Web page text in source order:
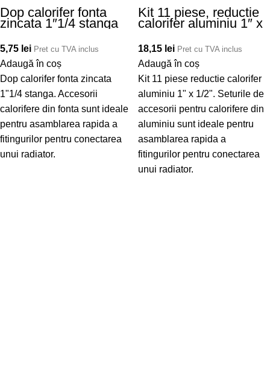
Dop calorifer fonta
zincata 1″1/4 stanga
5,75 lei Pret cu TVA inclus
Adaugă în coș
Dop calorifer fonta zincata
1"1/4 stanga. Accesorii
calorifere din fonta sunt ideale
pentru asamblarea rapida a
fitingurilor pentru conectarea
unui radiator.
Kit 11 piese, reductie
calorifer aluminiu 1″ x
18,15 lei Pret cu TVA inclus
Adaugă în coș
Kit 11 piese reductie calorifer
aluminiu 1" x 1/2". Seturile de
accesorii pentru calorifere din
aluminiu sunt ideale pentru
asamblarea rapida a
fitingurilor pentru conectarea
unui radiator.